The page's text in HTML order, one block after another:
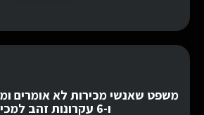
משפט שאנשי מכירות לא אומרים
ו-6 עקרונות זהב למכירות